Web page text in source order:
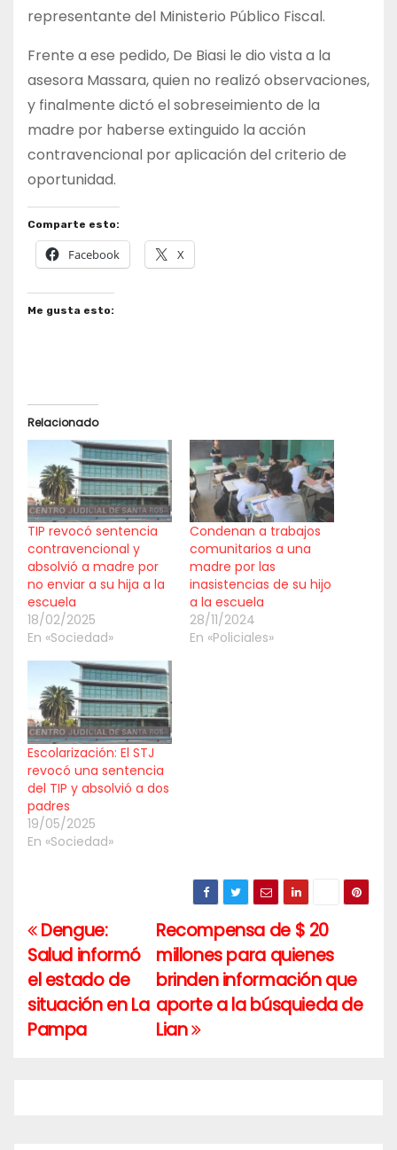
representante del Ministerio Público Fiscal.
Frente a ese pedido, De Biasi le dio vista a la
asesora Massara, quien no realizó observaciones,
y finalmente dictó el sobreseimiento de la
madre por haberse extinguido la acción
contravencional por aplicación del criterio de
oportunidad.​
Comparte esto:
Facebook X
Me gusta esto:
Relacionado
TIP revocó sentencia
contravencional y
absolvió a madre por
no enviar a su hija a la
escuela
18/02/2025
En «Sociedad»
Condenan a trabajos
comunitarios a una
madre por las
inasistencias de su hijo
a la escuela
28/11/2024
En «Policiales»
Escolarización: El STJ
revocó una sentencia
del TIP y absolvió a dos
padres
19/05/2025
En «Sociedad»
Navegación
de
entradas
Recompensa de $ 20
millones para quienes
brinden información que
aporte a la búsquieda de
Lian
Dengue:
Salud informó
el estado de
situación en La
Pampa